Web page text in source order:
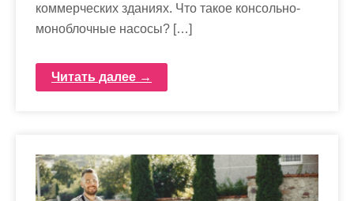
коммерческих зданиях. Что такое консольно-
моноблочные насосы? […]
Читать далее →